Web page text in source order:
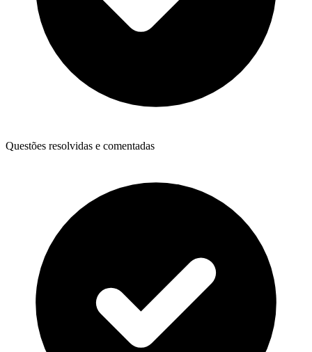
Questões resolvidas e comentadas